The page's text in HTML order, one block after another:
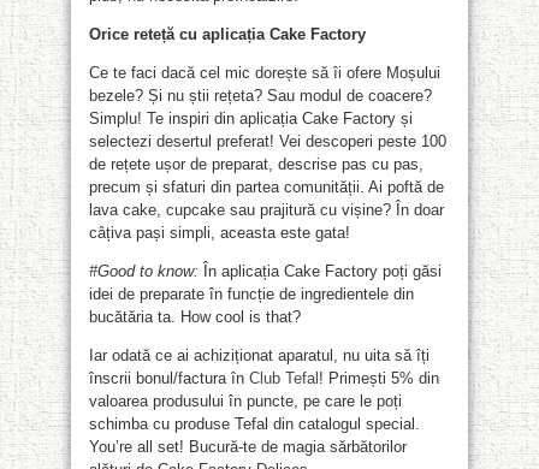
Orice reteță cu aplicația Cake Factory
Ce te faci dacă cel mic dorește să îi ofere Moșului
bezele? Și nu știi rețeta? Sau modul de coacere?
Simplu! Te inspiri din aplicația Cake Factory și
selectezi desertul preferat! Vei descoperi peste 100
de rețete ușor de preparat, descrise pas cu pas,
precum și sfaturi din partea comunității. Ai poftă de
lava cake, cupcake sau prajitură cu vișine? În doar
câțiva pași simpli, aceasta este gata!
#Good to know: În aplicația Cake Factory poți găsi
idei de preparate în funcție de ingredientele din
bucătăria ta. How cool is that?
Iar odată ce ai achiziționat aparatul, nu uita să îți
înscrii bonul/factura în Club Tefal ! Primești 5% din
valoarea produsului în puncte, pe care le poți
schimba cu produse Tefal din catalogul special.
You’re all set! Bucură-te de magia sărbătorilor